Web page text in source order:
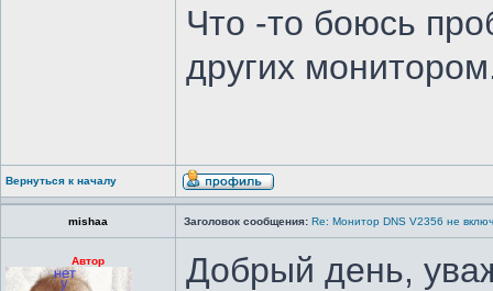
Что -то боюсь
других
Вернуться к началу
mishaa Заголовок сообщения: Re: Монитор DNS V2356 не
Автор
Добрый день,